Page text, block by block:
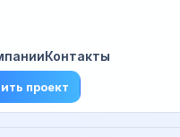
Контакты
проект